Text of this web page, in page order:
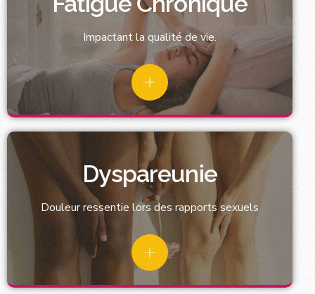
Impactant la qualité de vie.
Dyspareunie
Douleur ressentie lors des rapports sexuels